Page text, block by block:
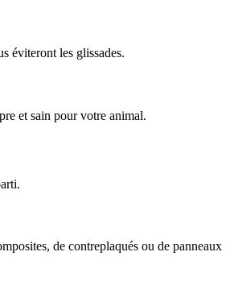
éviteront les glissades.
et sain pour votre animal.
de contreplaqués ou de panneaux